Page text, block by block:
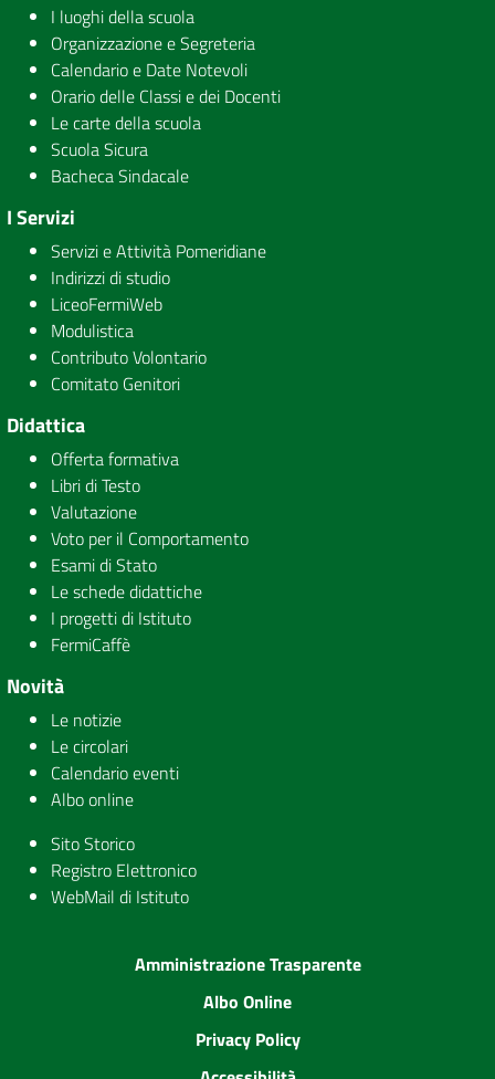
I luoghi della scuola
Organizzazione e Segreteria
Calendario e Date Notevoli
Orario delle Classi e dei Docenti
Le carte della scuola
Scuola Sicura
Bacheca Sindacale
I Servizi
Servizi e Attività Pomeridiane
Indirizzi di studio
LiceoFermiWeb
Modulistica
Contributo Volontario
Comitato Genitori
Didattica
Offerta formativa
Libri di Testo
Valutazione
Voto per il Comportamento
Esami di Stato
Le schede didattiche
I progetti di Istituto
FermiCaffè
Novità
Le notizie
Le circolari
Calendario eventi
Albo online
Sito Storico
Registro Elettronico
WebMail di Istituto
Amministrazione Trasparente
Albo Online
Privacy Policy